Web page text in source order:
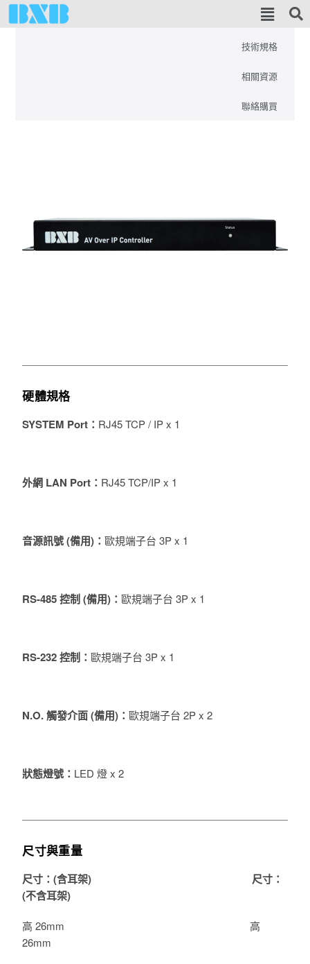
概覽
技術規格
相關資源
聯絡購買
硬體規格
SYSTEM Port ： RJ45 TCP / IP x 1
外網 LAN Port ： RJ45 TCP/IP x 1
音源訊號 (備用) ：歐規端子台 3P x 1
RS-485 控制 (備用) ：歐規端子台 3P x 1
RS-232 控制 ：歐規端子台 3P x 1
N.O. 觸發介面 (備用) ：歐規端子台 2P x 2
狀態燈號 ： LED 燈 x 2
尺寸與重量
尺寸：(含耳架) 尺寸：
(不含耳架)
高 26mm 高
26mm